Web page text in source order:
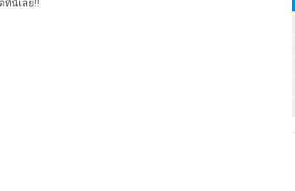
ที่นี่เลย!!